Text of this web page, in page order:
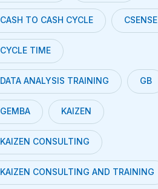
CASH TO CASH CYCLE CSENSE
CYCLE TIME
DATA ANALYSIS TRAINING GB
GEMBA KAIZEN
KAIZEN CONSULTING
KAIZEN CONSULTING AND TRAINING